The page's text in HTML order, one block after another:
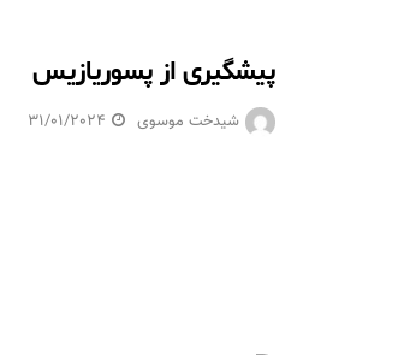
پیشگیری از پسوریازیس
شیدخت موسوی 31/01/2024